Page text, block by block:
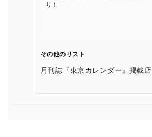
り！
その他のリスト
月刊誌『東京カレンダー』掲載店